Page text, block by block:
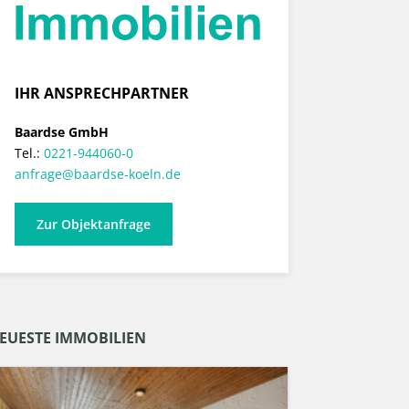
IHR ANSPRECHPARTNER
Baardse GmbH
Tel.: 0221-944060-0
anfrage@baardse-koeln.de
Zur Objektanfrage
IMMOBILIEN